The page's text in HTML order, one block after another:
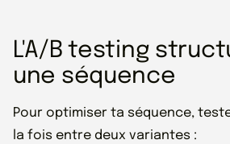
L'A/B testing
une séquence
Pour optimiser ta séquence,
la fois entre deux variantes :